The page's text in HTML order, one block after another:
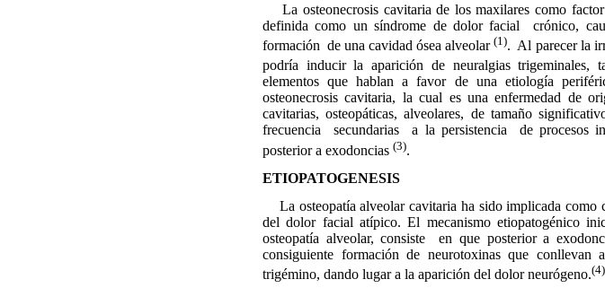
La osteonecrosis cavitaria de los maxilares como
definida como un síndrome de dolor facial
crónico,
formación de una cavidad ósea alveolar(1). Al parecer la
podría inducir la aparición de neuralgias trigeminales,
elementos que hablan a favor de una etiología
osteonecrosis cavitaria, la cual es una enfermedad de
cavitarias, osteopáticas, alveolares, de tamaño
frecuencia
secundarias a la persistencia
de procesos
posterior a exodoncias (3).
ETIOPATOGENESIS
La osteopatía alveolar cavitaria ha sido implicada
del dolor facial atípico. El mecanismo etiopatogénico
osteopatía alveolar, consiste
en que posterior a
consiguiente formación de neurotoxinas que
trigémino, dando lugar a la aparición del dolor neurógeno.(4)